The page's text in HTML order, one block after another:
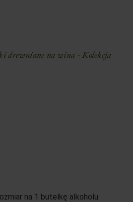
drewniane na wina - Kolekcja
na 1 butelkę alkoholu.